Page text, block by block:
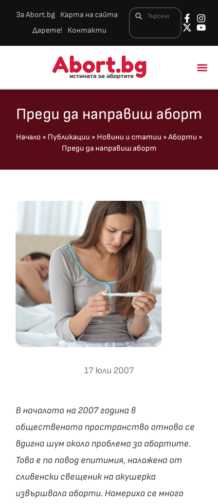
За Abort.bg
Карта на сайта
Дарете!
Контакти
Преди да направиш аборт
Начало » Публикации » Новини и статии » Аборти »
Преди да направиш аборт
17 юли 2007
В началото на 2007 година в
общественото пространство отново се
вдигна шум около проблема за абортите.
Това е по повод епитимия, наложена от
сливенски свещеник на акушерка
извършвала аборти. Намериха се много